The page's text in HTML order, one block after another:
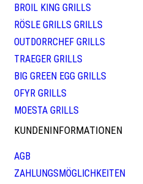
BROIL KING GRILLS
RÖSLE GRILLS GRILLS
OUTDORRCHEF GRILLS
TRAEGER GRILLS
BIG GREEN EGG GRILLS
OFYR GRILLS
MOESTA GRILLS
KUNDENINFORMATIONEN
AGB
ZAHLUNGSMÖGLICHKEITEN